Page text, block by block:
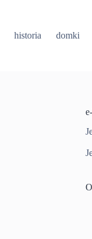
historia domki